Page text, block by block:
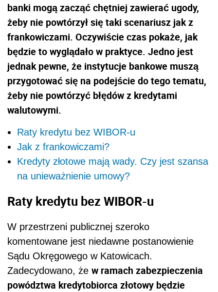
banki mogą zacząć chętniej zawierać ugody,
żeby nie powtórzył się taki scenariusz jak z
frankowiczami. Oczywiście czas pokaże, jak
będzie to wyglądało w praktyce. Jedno jest
jednak pewne, że instytucje bankowe muszą
przygotować się na podejście do tego tematu,
żeby nie powtórzyć błędów z kredytami
walutowymi.
Raty kredytu bez WIBOR-u
Jak z frankowiczami?
Kredyty złotowe mają wady. Czy jest szansa
na unieważnienie umowy?
Raty kredytu bez WIBOR-u
W przestrzeni publicznej szeroko
komentowane jest niedawne postanowienie
Sądu Okręgowego w Katowicach.
Zadecydowano, że w ramach zabezpieczenia
powództwa kredytobiorca złotowy będzie